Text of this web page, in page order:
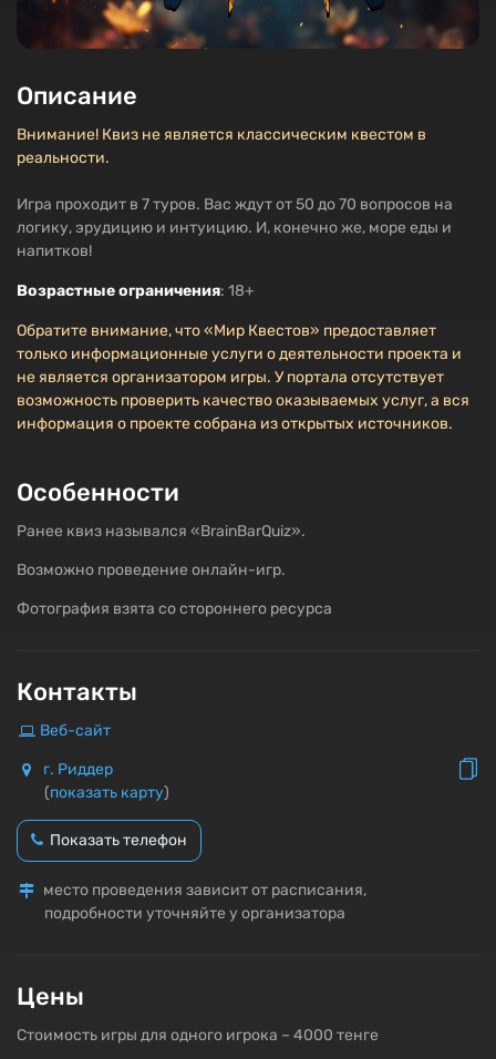
Описание
Внимание! Квиз не является классическим квестом в
реальности.
Игра проходит в 7 туров. Вас ждут от 50 до 70 вопросов на
логику, эрудицию и интуицию. И, конечно же, море еды и
напитков!
Возрастные ограничения: 18+
Обратите внимание, что «Мир Квестов» предоставляет
только информационные услуги о деятельности проекта и
не является организатором игры. У портала отсутствует
возможность проверить качество оказываемых услуг, а вся
информация о проекте собрана из открытых источников.
Особенности
Ранее квиз назывался «BrainBarQuiz».
Возможно проведение онлайн-игр.
Фотография взята со стороннего ресурса
Контакты
Веб-сайт
г. Риддер
(показать карту)
Показать телефон
место проведения зависит от расписания,
подробности уточняйте у организатора
Цены
Стоимость игры для одного игрока – 4000 тенге